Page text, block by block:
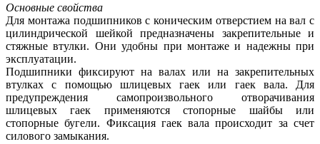
Основные свойства
Для монтажа подшипников с коническим отверстием на вал с
цилиндрической шейкой предназначены закрепительные и
стяжные втулки. Они удобны при монтаже и надежны при
эксплуатации.
Подшипники фиксируют на валах или на закрепительных
втулках с помощью шлицевых гаек или гаек валa. Для
предупреждения самопроизвольного отворачивания
шлицевых гаек применяются стопорные шайбы или
стопорные бугели. Фиксация гаек валa происходит за счет
силового замыкания.